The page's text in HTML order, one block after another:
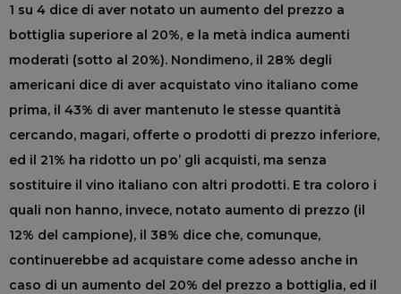
1 su 4 dice di aver notato un aumento del prezzo a
bottiglia superiore al 20%, e la metà indica aumenti
moderati (sotto al 20%). Nondimeno, il 28% degli
americani dice di aver acquistato vino italiano come
prima, il 43% di aver mantenuto le stesse quantità
cercando, magari, offerte o prodotti di prezzo inferiore,
ed il 21% ha ridotto un po’ gli acquisti, ma senza
sostituire il vino italiano con altri prodotti. E tra coloro i
quali non hanno, invece, notato aumento di prezzo (il
12% del campione), il 38% dice che, comunque,
continuerebbe ad acquistare come adesso anche in
caso di un aumento del 20% del prezzo a bottiglia, ed il